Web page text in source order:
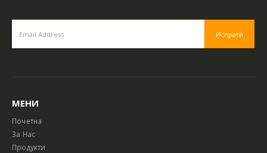
МЕНИ
Почетна
За Нас
Продукти